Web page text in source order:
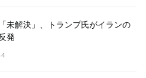
未解決」、トランプ氏がイランの
発